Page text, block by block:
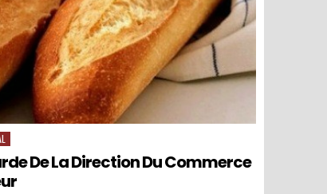
De La Direction Du Commerce